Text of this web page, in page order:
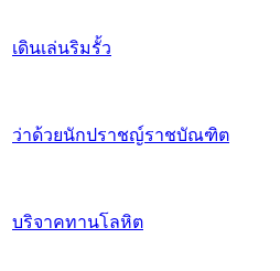
เดินเล่นริมรั้ว
ว่าด้วยนักปราชญ์ราชบัณฑิต
บริจาคทานโลหิต